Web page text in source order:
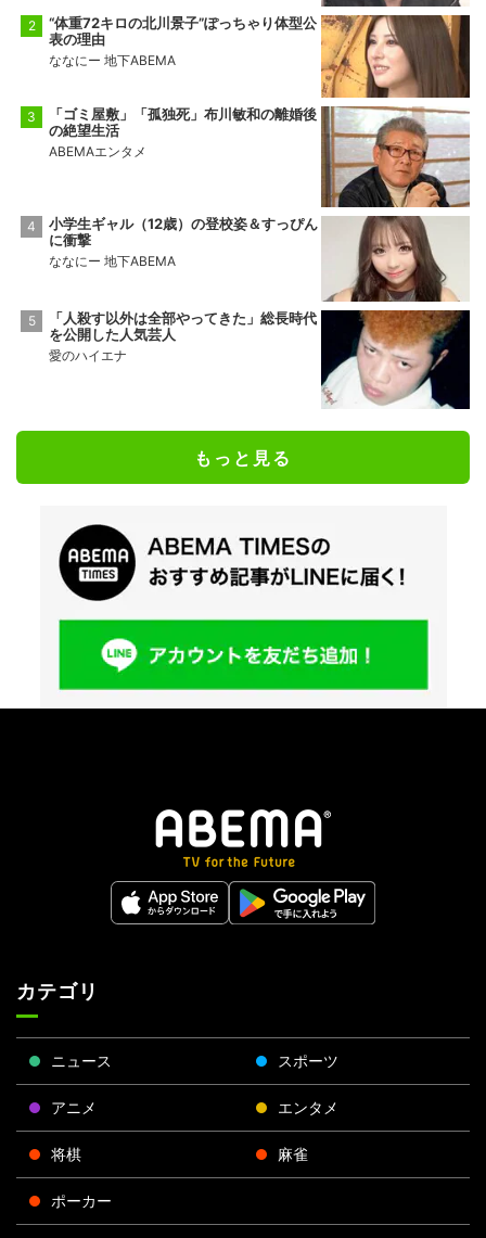
“体重72キロの北川景子”ぽっちゃり体型公
表の理由
ななにー 地下ABEMA
「ゴミ屋敷」「孤独死」布川敏和の離婚後
の絶望生活
ABEMAエンタメ
小学生ギャル（12歳）の登校姿＆すっぴん
に衝撃
ななにー 地下ABEMA
「人殺す以外は全部やってきた」総長時代
を公開した人気芸人
愛のハイエナ
もっと見る
カテゴリ
ニュース スポーツ
アニメ エンタメ
将棋 麻雀
ポーカー